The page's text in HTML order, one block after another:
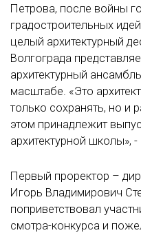
Петрова, после войны
градостроительных
целый архитектурный
Волгограда
архитектурный
масштабе. «Это
только сохранять, но и
этом принадлежит
архитектурной школы»,
Первый проректор –
Игорь Владимирович
поприветствовал
смотра-конкурса и